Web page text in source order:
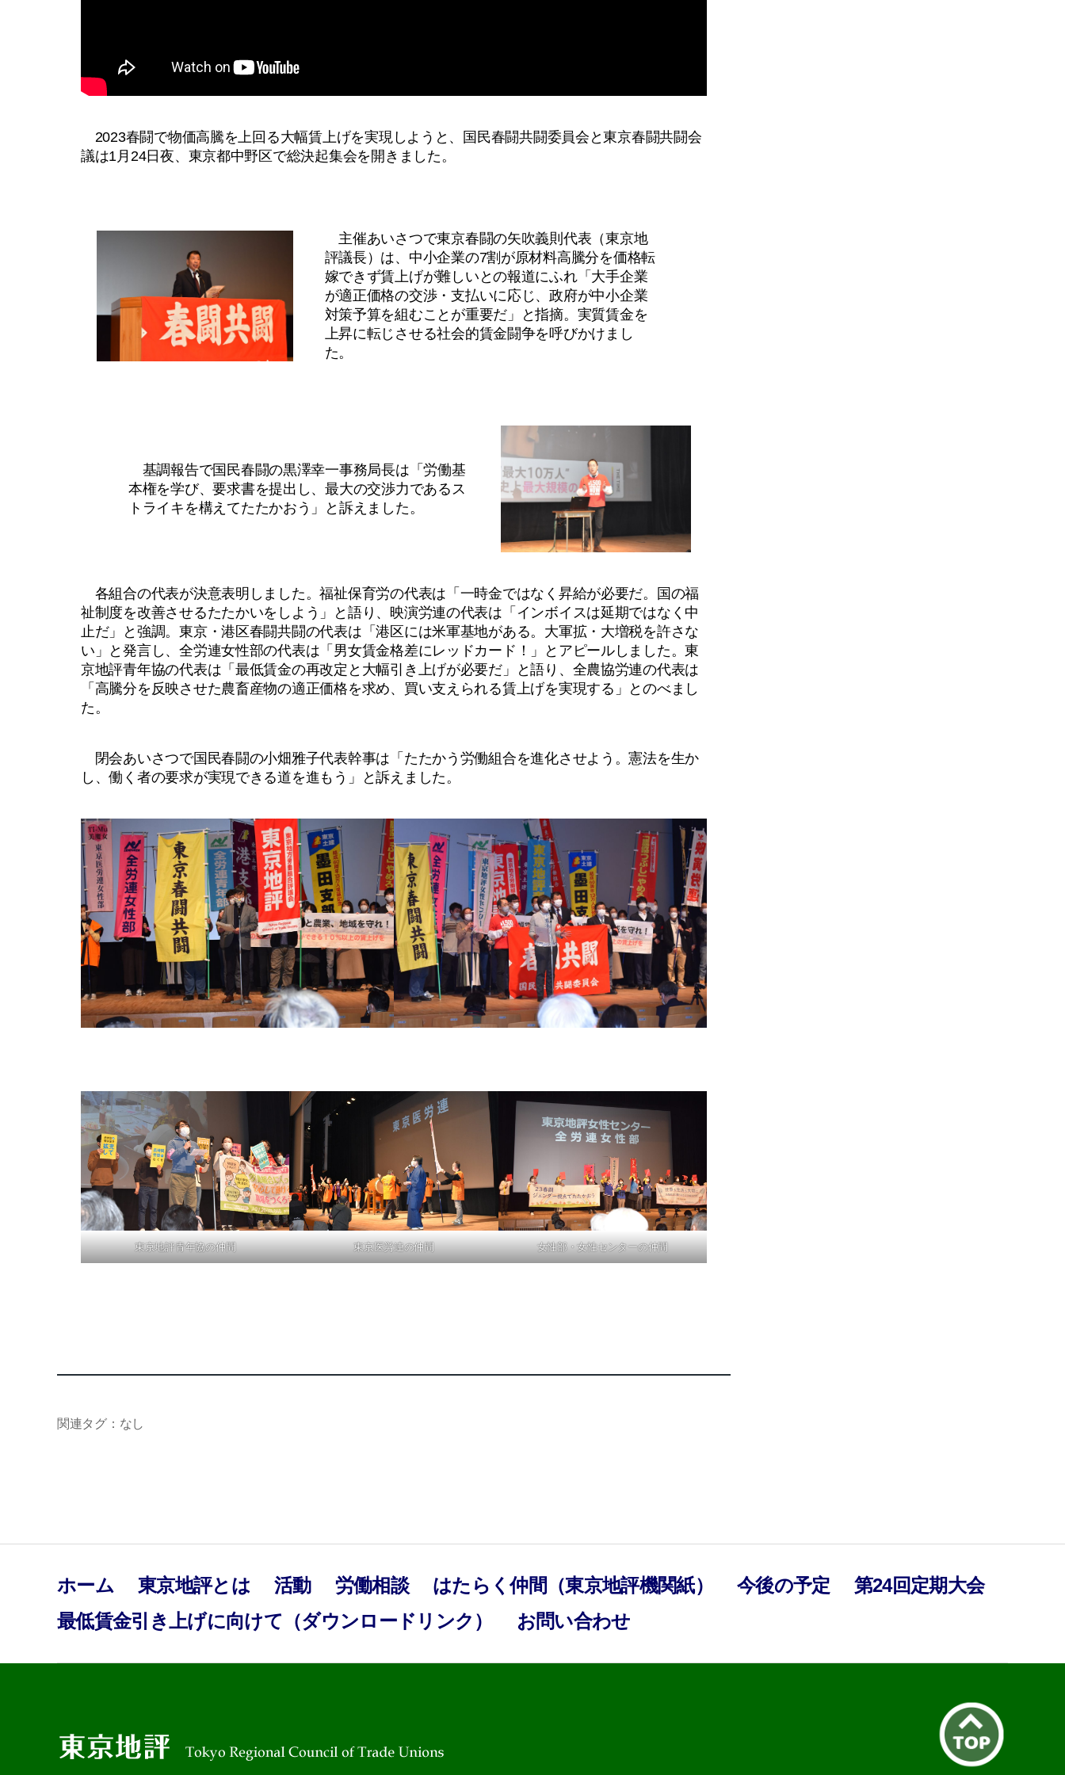
2023春闘で物価高騰を上回る大幅賃上げを実現しようと、国民春闘共闘委員会と東京春闘共闘会
議は1月24日夜、東京都中野区で総決起集会を開きました。
主催あいさつで東京春闘の矢吹義則代表（東京地
評議長）は、中小企業の7割が原材料高騰分を価格転
嫁できず賃上げが難しいとの報道にふれ「大手企業
が適正価格の交渉・支払いに応じ、政府が中小企業
対策予算を組むことが重要だ」と指摘。実質賃金を
上昇に転じさせる社会的賃金闘争を呼びかけまし
た。
基調報告で国民春闘の黒澤幸一事務局長は「労働基
本権を学び、要求書を提出し、最大の交渉力であるス
トライキを構えてたたかおう」と訴えました。
各組合の代表が決意表明しました。福祉保育労の代表は「一時金ではなく昇給が必要だ。国の福
祉制度を改善させるたたかいをしよう」と語り、映演労連の代表は「インボイスは延期ではなく中
止だ」と強調。東京・港区春闘共闘の代表は「港区には米軍基地がある。大軍拡・大増税を許さな
い」と発言し、全労連女性部の代表は「男女賃金格差にレッドカード！」とアピールしました。東
京地評青年協の代表は「最低賃金の再改定と大幅引き上げが必要だ」と語り、全農協労連の代表は
「高騰分を反映させた農畜産物の適正価格を求め、買い支えられる賃上げを実現する」とのべまし
た。
閉会あいさつで国民春闘の小畑雅子代表幹事は「たたかう労働組合を進化させよう。憲法を生か
し、働く者の要求が実現できる道を進もう」と訴えました。
東京地評青年協の仲間 東京医労連の仲間 女性部・女性センターの仲間
関連タグ：なし
ホーム 東京地評とは 活動 労働相談 はたらく仲間（東京地評機関紙） 今後の予定
第24回定期大会
最低賃金引き上げに向けて（ダウンロードリンク）
お問い合わせ